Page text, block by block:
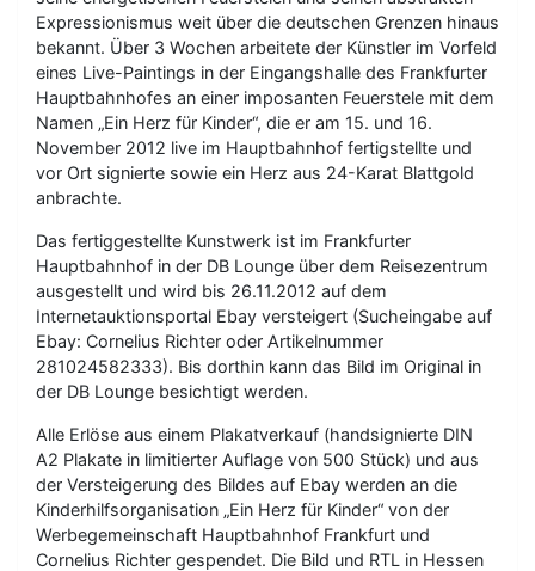
Expressionismus weit über die deutschen Grenzen hinaus
bekannt. Über 3 Wochen arbeitete der Künstler im Vorfeld
eines Live-Paintings in der Eingangshalle des Frankfurter
Hauptbahnhofes an einer imposanten Feuerstele mit dem
Namen „Ein Herz für Kinder“, die er am 15. und 16.
November 2012 live im Hauptbahnhof fertigstellte und
vor Ort signierte sowie ein Herz aus 24-Karat Blattgold
anbrachte.
Das fertiggestellte Kunstwerk ist im Frankfurter
Hauptbahnhof in der DB Lounge über dem Reisezentrum
ausgestellt und wird bis 26.11.2012 auf dem
Internetauktionsportal Ebay versteigert (Sucheingabe auf
Ebay: Cornelius Richter oder Artikelnummer
281024582333). Bis dorthin kann das Bild im Original in
der DB Lounge besichtigt werden.
Alle Erlöse aus einem Plakatverkauf (handsignierte DIN
A2 Plakate in limitierter Auflage von 500 Stück) und aus
der Versteigerung des Bildes auf Ebay werden an die
Kinderhilfsorganisation „Ein Herz für Kinder“ von der
Werbegemeinschaft Hauptbahnhof Frankfurt und
Cornelius Richter gespendet. Die Bild und RTL in Hessen